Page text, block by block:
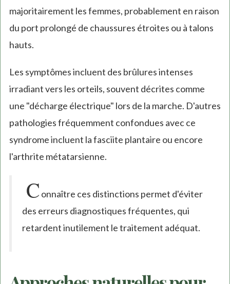
majoritairement les femmes, probablement en raison
du port prolongé de chaussures étroites ou à talons
hauts.
Les symptômes incluent des brûlures intenses
irradiant vers les orteils, souvent décrites comme
une "décharge électrique" lors de la marche. D'autres
pathologies fréquemment confondues avec ce
syndrome incluent la fasciite plantaire ou encore
l'arthrite métatarsienne.
C onnaître ces distinctions permet d'éviter
des erreurs diagnostiques fréquentes, qui
retardent inutilement le traitement adéquat.